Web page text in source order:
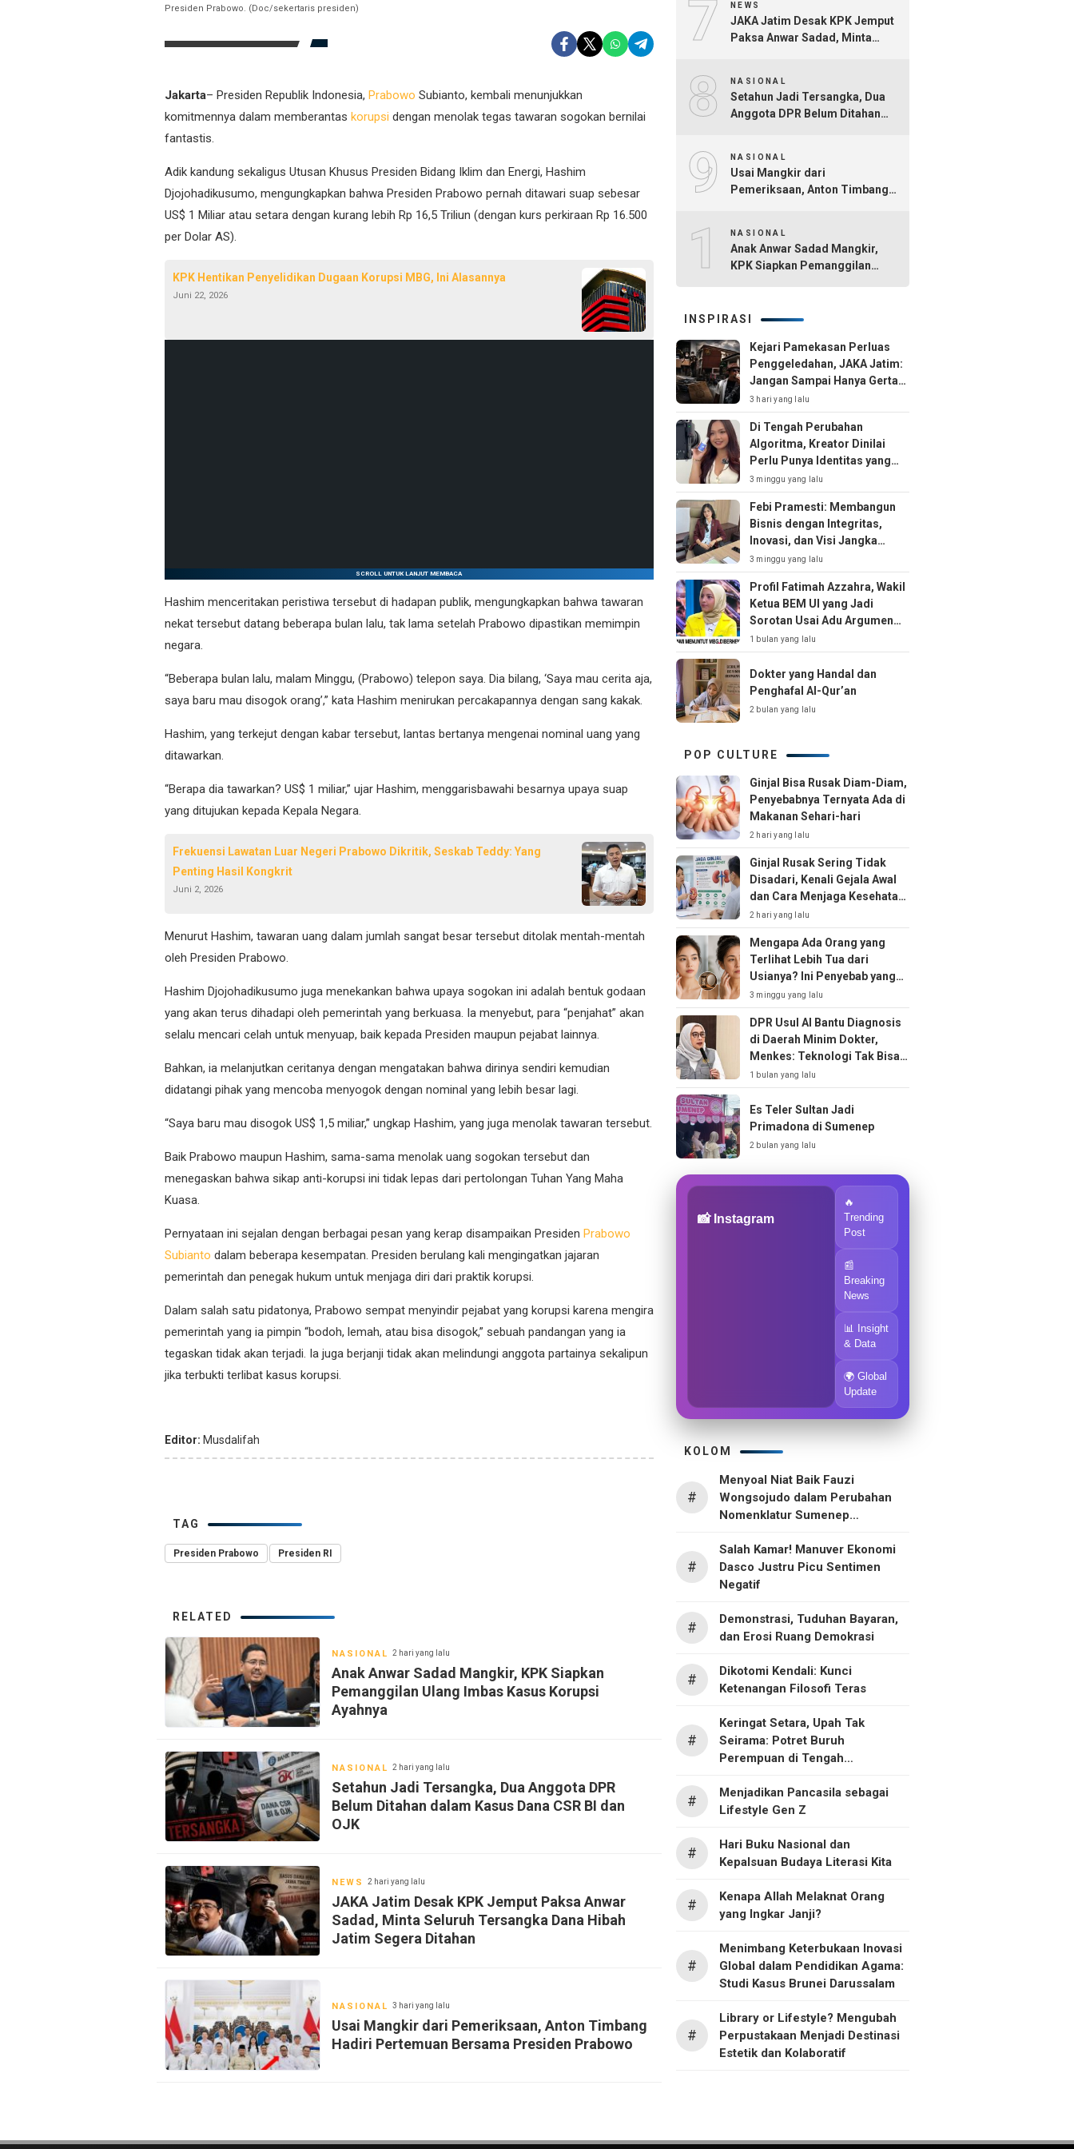
Presiden Prabowo. (Doc/sekertaris presiden)
Jakarta– Presiden Republik Indonesia, Prabowo Subianto, kembali menunjukkan
komitmennya dalam memberantas korupsi dengan menolak tegas tawaran sogokan bernilai
fantastis.
Adik kandung sekaligus Utusan Khusus Presiden Bidang Iklim dan Energi, Hashim
Djojohadikusumo, mengungkapkan bahwa Presiden Prabowo pernah ditawari suap sebesar
US$ 1 Miliar atau setara dengan kurang lebih Rp 16,5 Triliun (dengan kurs perkiraan Rp 16.500
per Dolar AS).
KPK Hentikan Penyelidikan Dugaan Korupsi MBG, Ini Alasannya
Juni 22, 2026
SCROLL UNTUK LANJUT MEMBACA
Hashim menceritakan peristiwa tersebut di hadapan publik, mengungkapkan bahwa tawaran
nekat tersebut datang beberapa bulan lalu, tak lama setelah Prabowo dipastikan memimpin
negara.
“Beberapa bulan lalu, malam Minggu, (Prabowo) telepon saya. Dia bilang, ‘Saya mau cerita aja,
saya baru mau disogok orang’,” kata Hashim menirukan percakapannya dengan sang kakak.
Hashim, yang terkejut dengan kabar tersebut, lantas bertanya mengenai nominal uang yang
ditawarkan.
“Berapa dia tawarkan? US$ 1 miliar,” ujar Hashim, menggarisbawahi besarnya upaya suap
yang ditujukan kepada Kepala Negara.
Frekuensi Lawatan Luar Negeri Prabowo Dikritik, Seskab Teddy: Yang
Penting Hasil Kongkrit
Juni 2, 2026
Menurut Hashim, tawaran uang dalam jumlah sangat besar tersebut ditolak mentah-mentah
oleh Presiden Prabowo.
Hashim Djojohadikusumo juga menekankan bahwa upaya sogokan ini adalah bentuk godaan
yang akan terus dihadapi oleh pemerintah yang berkuasa. Ia menyebut, para “penjahat” akan
selalu mencari celah untuk menyuap, baik kepada Presiden maupun pejabat lainnya.
Bahkan, ia melanjutkan ceritanya dengan mengatakan bahwa dirinya sendiri kemudian
didatangi pihak yang mencoba menyogok dengan nominal yang lebih besar lagi.
“Saya baru mau disogok US$ 1,5 miliar,” ungkap Hashim, yang juga menolak tawaran tersebut.
Baik Prabowo maupun Hashim, sama-sama menolak uang sogokan tersebut dan
menegaskan bahwa sikap anti-korupsi ini tidak lepas dari pertolongan Tuhan Yang Maha
Kuasa.
Pernyataan ini sejalan dengan berbagai pesan yang kerap disampaikan Presiden Prabowo
Subianto dalam beberapa kesempatan. Presiden berulang kali mengingatkan jajaran
pemerintah dan penegak hukum untuk menjaga diri dari praktik korupsi.
Dalam salah satu pidatonya, Prabowo sempat menyindir pejabat yang korupsi karena mengira
pemerintah yang ia pimpin “bodoh, lemah, atau bisa disogok,” sebuah pandangan yang ia
tegaskan tidak akan terjadi. Ia juga berjanji tidak akan melindungi anggota partainya sekalipun
jika terbukti terlibat kasus korupsi.
Editor: Musdalifah
TAG
Presiden Prabowo Presiden RI
RELATED
NASIONAL 2 hari yang lalu
Anak Anwar Sadad Mangkir, KPK Siapkan
Pemanggilan Ulang Imbas Kasus Korupsi
Ayahnya
NASIONAL 2 hari yang lalu
Setahun Jadi Tersangka, Dua Anggota DPR
Belum Ditahan dalam Kasus Dana CSR BI dan
OJK
NEWS 2 hari yang lalu
JAKA Jatim Desak KPK Jemput Paksa Anwar
Sadad, Minta Seluruh Tersangka Dana Hibah
Jatim Segera Ditahan
NASIONAL 3 hari yang lalu
Usai Mangkir dari Pemeriksaan, Anton Timbang
Hadiri Pertemuan Bersama Presiden Prabowo
7 NEWS
JAKA Jatim Desak KPK Jemput
Paksa Anwar Sadad, Minta
8 NASIONAL
Setahun Jadi Tersangka, Dua
Anggota DPR Belum Ditahan
9 NASIONAL
Usai Mangkir dari
Pemeriksaan, Anton Timbang
10NASIONAL
Anak Anwar Sadad Mangkir,
KPK Siapkan Pemanggilan
INSPIRASI
Kejari Pamekasan Perluas
Penggeledahan, JAKA Jatim:
Jangan Sampai Hanya Gertak
Sambal!
3 hari yang lalu
Di Tengah Perubahan
Algoritma, Kreator Dinilai
Perlu Punya Identitas yang
Kuat
3 minggu yang lalu
Febi Pramesti: Membangun
Bisnis dengan Integritas,
Inovasi, dan Visi Jangka
Panjang
3 minggu yang lalu
Profil Fatimah Azzahra, Wakil
Ketua BEM UI yang Jadi
Sorotan Usai Adu Argumen
soal MBG
1 bulan yang lalu
Dokter yang Handal dan
Penghafal Al-Qur’an
2 bulan yang lalu
POP CULTURE
Ginjal Bisa Rusak Diam-Diam,
Penyebabnya Ternyata Ada di
Makanan Sehari-hari
2 hari yang lalu
Ginjal Rusak Sering Tidak
Disadari, Kenali Gejala Awal
dan Cara Menjaga Kesehatan
Ginjal Sejak Dini
2 hari yang lalu
Mengapa Ada Orang yang
Terlihat Lebih Tua dari
Usianya? Ini Penyebab yang
Jarang Disadari
3 minggu yang lalu
DPR Usul AI Bantu Diagnosis
di Daerah Minim Dokter,
Menkes: Teknologi Tak Bisa
Gantikan Peran Dokter
1 bulan yang lalu
Es Teler Sultan Jadi
Primadona di Sumenep
2 bulan yang lalu
📸 Instagram
🔥
Trending
Post
📰
Breaking
News
📊 Insight
& Data
🌍 Global
Update
KOLOM
#
Menyoal Niat Baik Fauzi
Wongsojudo dalam Perubahan
Nomenklatur Sumenep
#
Salah Kamar! Manuver Ekonomi
Dasco Justru Picu Sentimen
Negatif
#
Demonstrasi, Tuduhan Bayaran,
dan Erosi Ruang Demokrasi
#
Dikotomi Kendali: Kunci
Ketenangan Filosofi Teras
#
Keringat Setara, Upah Tak
Seirama: Potret Buruh
Perempuan di Tengah
#
Menjadikan Pancasila sebagai
Lifestyle Gen Z
#
Hari Buku Nasional dan
Kepalsuan Budaya Literasi Kita
#
Kenapa Allah Melaknat Orang
yang Ingkar Janji?
#
Menimbang Keterbukaan Inovasi
Global dalam Pendidikan Agama:
Studi Kasus Brunei Darussalam
#
Library or Lifestyle? Mengubah
Perpustakaan Menjadi Destinasi
Estetik dan Kolaboratif